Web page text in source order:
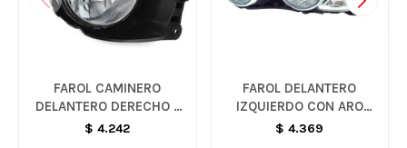
FAROL CAMINERO
DELANTERO DERECHO -
AVEO
$ 4.242
FAROL DELANTERO
IZQUIERDO CON ARO
CROMADO - SONIC
$ 4.369